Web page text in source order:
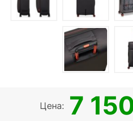
Цена: 7